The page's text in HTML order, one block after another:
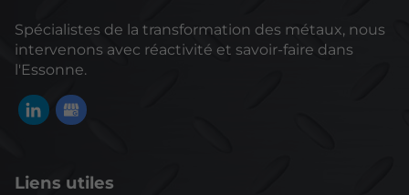
Spécialistes de la transformation des métaux, nous
intervenons avec réactivité et savoir-faire dans
l'Essonne.
Liens utiles